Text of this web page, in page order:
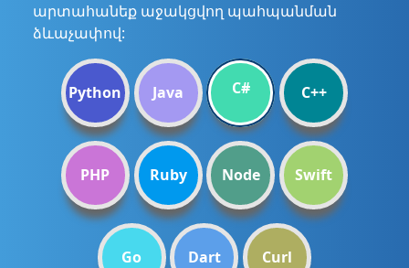
արտահանեք աջակցվող պահպանման
ձևաչափով:
Python Java C# C++
PHP Ruby Node Swift
Go Dart Curl